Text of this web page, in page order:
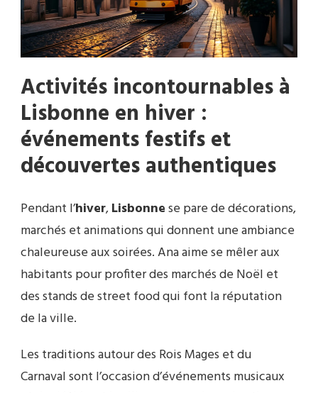
Activités incontournables à
Lisbonne en hiver :
événements festifs et
découvertes authentiques
Pendant l’hiver,Lisbonnese pare de décorations,
marchés et animations qui donnent une ambiance
chaleureuse aux soirées. Ana aime se mêler aux
habitants pour profiter des marchés de Noël et
des stands de street food qui font la réputation
de la ville.
Les traditions autour des Rois Mages et du
Carnaval sont l’occasion d’événements musicaux